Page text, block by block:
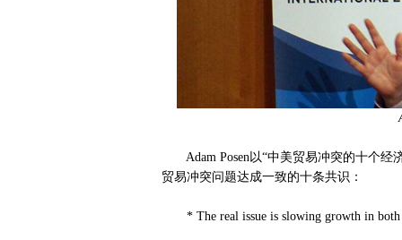
Adam Posen以“中美贸易冲突的十个经
贸易冲突问题达成一致的十条共识：
* The real issue is slowing growth in both